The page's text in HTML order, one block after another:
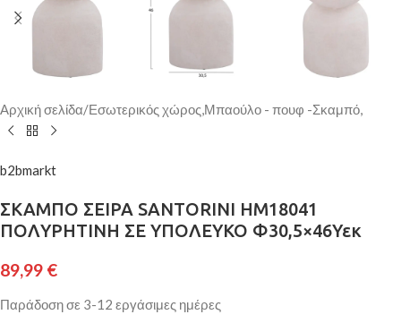
Αρχική σελίδα/Εσωτερικός χώρος,Μπαούλο - πουφ -Σκαμπό,
b2bmarkt
ΣΚΑΜΠΟ ΣΕΙΡΑ SANTORINI HM18041
ΠΟΛΥΡΗΤΙΝΗ ΣΕ ΥΠΟΛΕΥΚΟ Φ30,5×46Υεκ
89,99 €
Παράδοση σε 3-12 εργάσιμες ημέρες